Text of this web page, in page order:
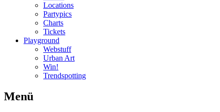
Locations
Partypics
Charts
Tickets
Playground
Webstuff
Urban Art
Win!
Trendspotting
Menü